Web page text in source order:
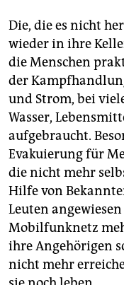
Die, die es nicht
wieder in ihre
die Menschen
der
und Strom, bei
Wasser,
aufgebraucht.
Evakuierung für
die nicht mehr
Hilfe von
Leuten
Mobilfunknetz
ihre Angehörigen
nicht mehr